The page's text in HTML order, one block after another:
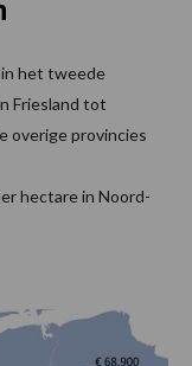
in het tweede
Friesland tot
overige provincies
hectare in Noord-